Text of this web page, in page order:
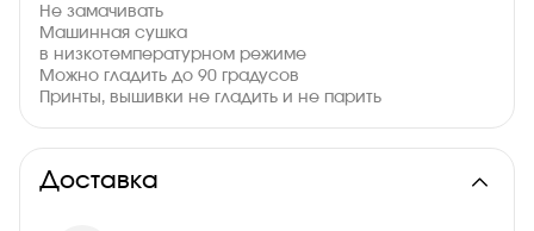
Не замачивать
Машинная сушка
в низкотемпературном режиме
Можно гладить до 90 градусов
Принты, вышивки не гладить и не парить
Доставка